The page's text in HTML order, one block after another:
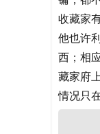
收藏家
他也许
西；相
藏家府
情况只